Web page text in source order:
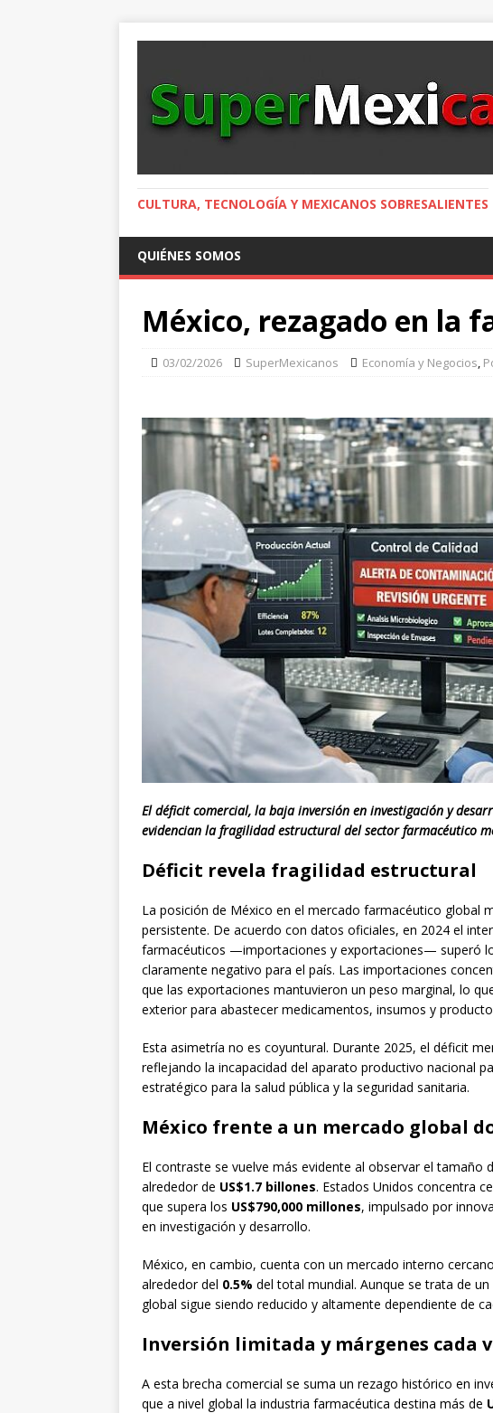
CULTURA, TECNOLOGÍA Y MEXICANOS SOBRESALIENTES
QUIÉNES SOMOS
México, rezagado en la
03/02/2026 SuperMexicanos Economía y Negocios,
El déficit comercial, la baja inversión en investigación y
evidencian la fragilidad estructural del sector farmacéutico
Déficit revela fragilidad estructural
La posición de México en el mercado farmacéutico global
persistente. De acuerdo con datos oficiales, en 2024 el
farmacéuticos —importaciones y exportaciones— superó
claramente negativo para el país. Las importaciones
que las exportaciones mantuvieron un peso marginal, lo
exterior para abastecer medicamentos, insumos y
Esta asimetría no es coyuntural. Durante 2025, el déficit
reflejando la incapacidad del aparato productivo nacional
estratégico para la salud pública y la seguridad sanitaria.
México frente a un mercado global
El contraste se vuelve más evidente al observar el
alrededor de US$1.7 billones. Estados Unidos concentra
que supera los US$790,000 millones, impulsado por
en investigación y desarrollo.
México, en cambio, cuenta con un mercado interno
alrededor del 0.5% del total mundial. Aunque se trata de
global sigue siendo reducido y altamente dependiente de
Inversión limitada y márgenes cada
A esta brecha comercial se suma un rezago histórico en
que a nivel global la industria farmacéutica destina más de